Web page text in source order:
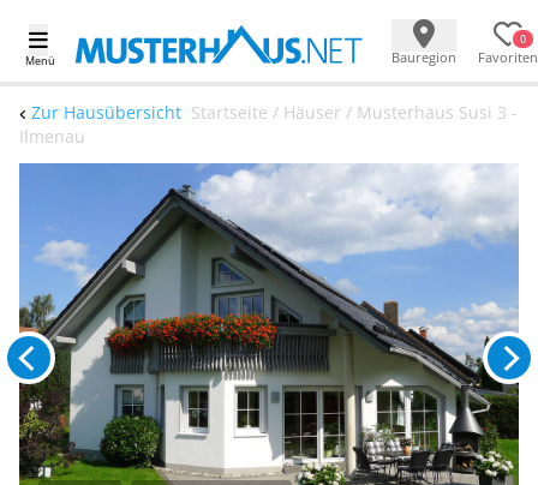
Menü Bauregion
0
Favoriten
Zur Hausübersicht Startseite / Häuser / Musterhaus Susi 3 -
Ilmenau